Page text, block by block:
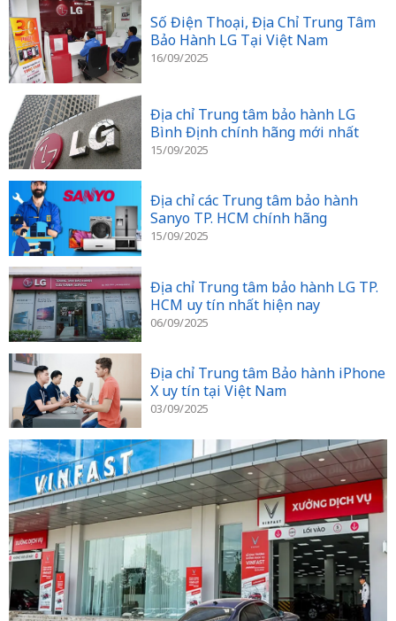
Số Điện Thoại, Địa Chỉ Trung Tâm
Bảo Hành LG Tại Việt Nam
16/09/2025
Địa chỉ Trung tâm bảo hành LG
Bình Định chính hãng mới nhất
15/09/2025
Địa chỉ các Trung tâm bảo hành
Sanyo TP. HCM chính hãng
15/09/2025
Địa chỉ Trung tâm bảo hành LG TP.
HCM uy tín nhất hiện nay
06/09/2025
Địa chỉ Trung tâm Bảo hành iPhone
X uy tín tại Việt Nam
03/09/2025